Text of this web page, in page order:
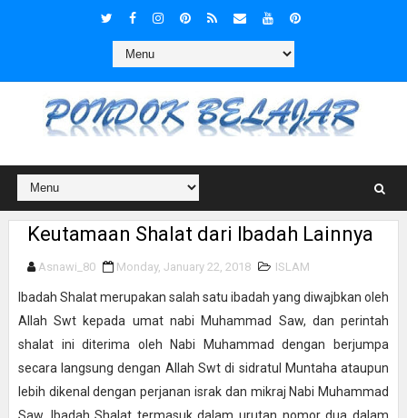
Keutamaan Shalat dari Ibadah Lainnya
Asnawi_80 Monday, January 22, 2018 ISLAM
Ibadah Shalat merupakan salah satu ibadah yang diwajbkan oleh
Allah Swt kepada umat nabi Muhammad Saw, dan perintah
shalat ini diterima oleh Nabi Muhammad dengan berjumpa
secara langsung dengan Allah Swt di sidratul Muntaha ataupun
lebih dikenal dengan perjanan israk dan mikraj Nabi Muhammad